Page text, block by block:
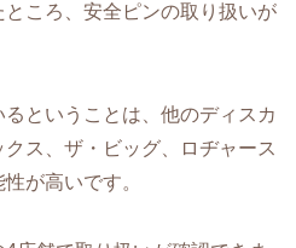
ところ、安全ピンの取り扱いが
ということは、他のディスカ
ス、ザ・ビッグ、ロヂャース
が高いです。